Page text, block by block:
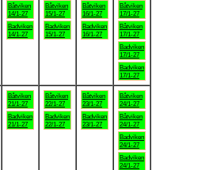
Båtviken
14/1-27
Badviken
14/1-27
Båtviken
15/1-27
Badviken
15/1-27
Båtviken
16/1-27
Badviken
16/1-27
Båtviken
17/1-27
Båtviken
17/1-27
Badviken
17/1-27
Badviken
17/1-27
Båtviken
21/1-27
Badviken
21/1-27
Båtviken
22/1-27
Badviken
22/1-27
Båtviken
23/1-27
Badviken
23/1-27
Båtviken
24/1-27
Båtviken
24/1-27
Badviken
24/1-27
Badviken
24/1-27